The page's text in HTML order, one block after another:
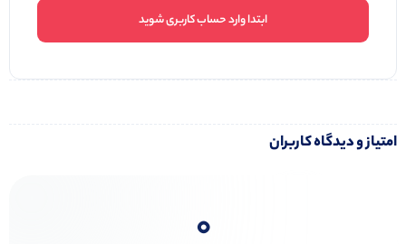
ابتدا وارد حساب کاربری شوید
امتیاز و دیدگاه کاربران
0